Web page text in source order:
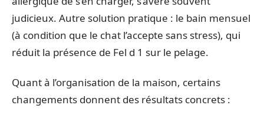
judicieux. Autre solution pratique : le bain mensuel
(à condition que le chat l’accepte sans stress), qui
réduit la présence de Fel d 1 sur le pelage.
Quant à l’organisation de la maison, certains
changements donnent des résultats concrets :